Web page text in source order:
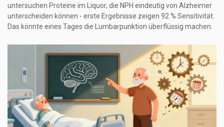
untersuchen Proteine im Liquor, die NPH eindeutig von Alzheimer
unterscheiden können - erste Ergebnisse zeigen 92 % Sensitivität.
Das könnte eines Tages die Lumbarpunktion überflüssig machen.